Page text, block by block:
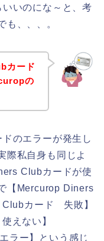
いのにな～と、考
も、、、。
カード
の
のエラーが発生し
際私自身も同じよ
Clubカードが使
【Mercurop Diners
カード 失敗】
えない】
ラー】という感じ